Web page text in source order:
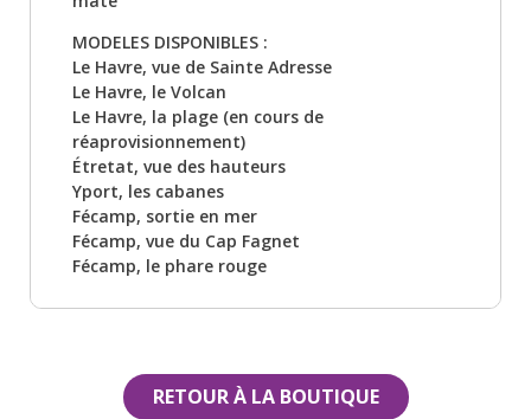
MODELES DISPONIBLES :
Le Havre, vue de Sainte Adresse
Le Havre, le Volcan
Le Havre, la plage (en cours de
réaprovisionnement)
Étretat, vue des hauteurs
Yport, les cabanes
Fécamp, sortie en mer
Fécamp, vue du Cap Fagnet
Fécamp, le phare rouge
RETOUR À LA BOUTIQUE